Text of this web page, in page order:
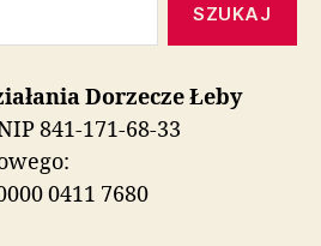
Dorzecze Łeby
841-171-68-33
0411 7680